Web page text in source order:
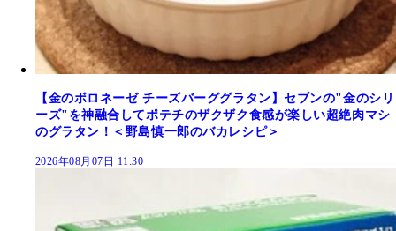
【金のボロネーゼ チーズバーググラタン】セブンの"金のシリ
ーズ"を神融合してポテチのザクザク食感が楽しい超絶肉マシ
のグラタン！＜野島慎一郎のバカレシピ＞
2026年08月07日 11:30